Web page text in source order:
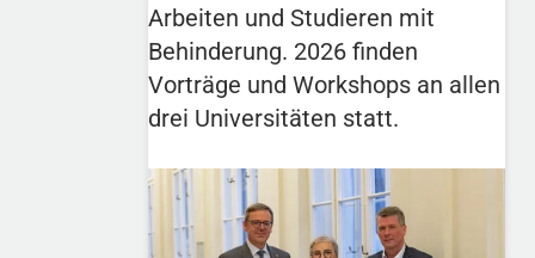
Arbeiten und Studieren mit
Behinderung. 2026 finden
Vorträge und Workshops an allen
drei Universitäten statt.